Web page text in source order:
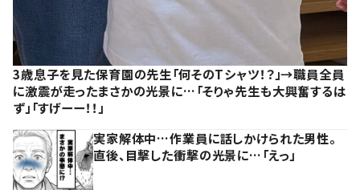
3歳息子を見た保育園の先生「何そのTシャツ！？」→職員全員
に激震が走ったまさかの光景に…「そりゃ先生も大興奮するは
ず」「すげーー！！」
実家解体中…作業員に話しかけられた男性。
直後、目撃した衝撃の光景に…「えっ」